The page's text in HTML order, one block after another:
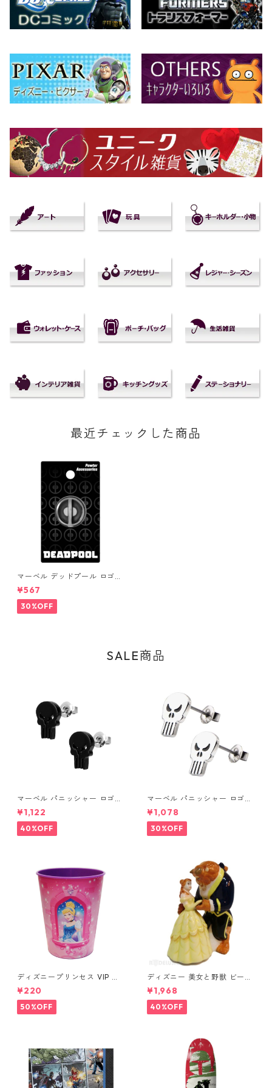
最近チェックした商品
マーベル デッドプール ロゴラ
ペルピン ピンバッジ MARVEL
¥567
30%OFF
SALE商品
マーベル パニッシャー ロゴス
タッドピアス ブラック MARV
EL
¥1,122
40%OFF
マーベル パニッシャー ロゴス
タッドピアス シルバー MARV
EL
¥1,078
30%OFF
ディズニープリンセス VIP パ
ーティーカップ コップ DISNE
Y
¥220
50%OFF
ディズニー 美女と野獣 ビース
ト&ベル ソルト&ペッパー DIS
NEY
¥1,968
40%OFF